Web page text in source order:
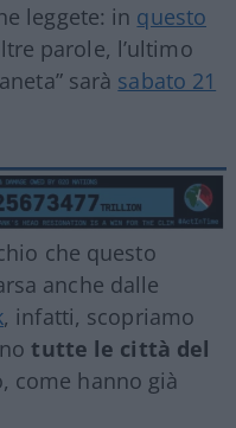
leggete: in questo
parole, l’ultimo
sarà sabato 21
che questo
anche dalle
, infatti, scopriamo
tutte le città del
come hanno già